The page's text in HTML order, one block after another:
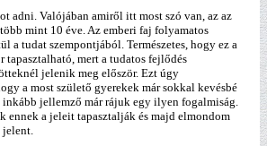
adni. Valójában amiről itt most szó van, az az
mint 10 éve. Az emberi faj folyamatos
a tudat szempontjából. Természetes, hogy ez a
tapasztalható, mert a tudatos fejlődés
jelenik meg először. Ezt úgy
a most születő gyerekek már sokkal kevésbé
jellemző már rájuk egy ilyen fogalmiság.
ennek a jeleit tapasztalják és majd elmondom
jelent.